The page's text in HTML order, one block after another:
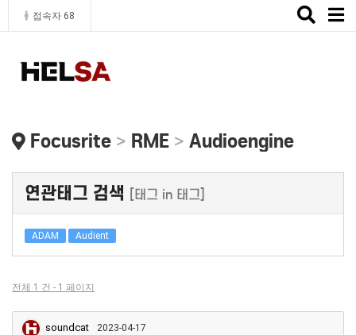
접속자 68
Toggle
Focusrite > RME > Audioengine
연관태그 검색 [태그 in 태그]
ADAM Audient
전체 1 건 - 1 페이지
soundcat 2023-04-17